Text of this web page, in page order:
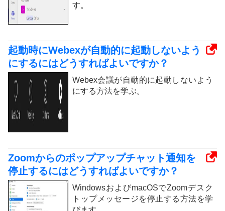
す。
起動時にWebexが自動的に起動しないよう
にするにはどうすればよいですか？
Webex会議が自動的に起動しないよう
にする方法を学ぶ。
Zoomからのポップアップチャット通知を
停止するにはどうすればよいですか？
WindowsおよびmacOSでZoomデスク
トップメッセージを停止する方法を学